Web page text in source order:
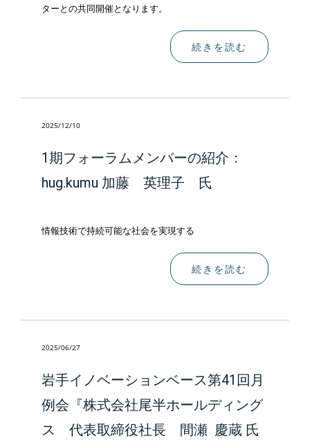
ターとの共同開催となります。
続きを読む
2025/12/10
1期フォーラムメンバーの紹介：
hug.kumu 加藤 英理子 氏
情報技術で持続可能な社会を実現する
続きを読む
2025/06/27
岩手イノベーションベース第41回月
例会『株式会社尾半ホールディング
ス 代表取締役社長 間瀬 慶蔵 氏